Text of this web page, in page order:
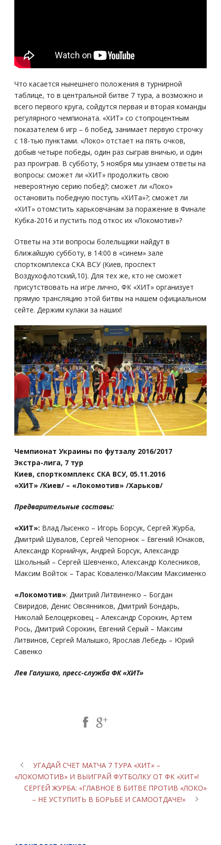
Что касается нынешнего положения в турнирной
таблице, то в центральной битве 7 тура, а возможно и
всего первого круга, сойдутся первая и вторая команды
регулярного чемпионата. «ХИТ» со стопроцентным
показателем 6 игр – 6 побед, занимает первую строчку
с 18-тью пунктами. «Локо» отстает на пять очков,
добыв четыре победы, один раз сыграв вничью, и один
раз проиграв. В субботу, 5 ноября мы узнаем ответы на
вопросы: сможет ли «ХИТ» продолжить свою
невероятную серию побед?; сможет ли «Локо»
остановить победную поступь «ХИТа»?; сможет ли
«ХИТ» отомстить харьковчанам за поражение в Финале
Кубка-2016 и пустить под откос их «Локомотив»?
Ответы на эти вопросы болельщики найдут в
ближайшую субботу, в 14:00 в «синем» зале
спорткомплекса СКА ВСУ (Киев, проспект
Воздухофлотский,10). Для тех же, кто не сможет
присутствовать на игре лично, ФК «ХИТ» организует
прямую трансляцию этой битвы на нашем официальном
сейте. Держим кулаки за наших!
Чемпионат Украины по футзалу 2016/2017
Экстра-лига, 7 тур
Киев, спорткомплекс СКА ВСУ, 05.11.2016
«ХИТ» /Киев/ – «Локомотив» /Харьков/
Предварительные составы:
«ХИТ»: Влад Лысенко – Игорь Борсук, Сергей Журба,
Дмитрий Шувалов, Сергей Чепорнюк – Евгений Юнаков,
Александр Корнийчук, Андрей Борсук, Александр
Школьный – Сергей Шевченко, Александр Колесников,
Максим Войток – Тарас Коваленко/Максим Максименко
«Локомотив»: Дмитрий Литвиненко – Богдан
Свиридов, Денис Овсянников, Дмитрий Бондарь,
Николай Белоцерковец – Александр Сорокин, Артем
Рось, Дмитрий Сорокин, Евгений Серый – Максим
Литвинов, Сергей Малышко, Ярослав Лебедь – Юрий
Савенко
Лев Галушко, пресс-служба ФК «ХИТ»
УГАДАЙ СЧЕТ МАТЧА 7 ТУРА «ХИТ» –
«ЛОКОМОТИВ» И ВЫИГРАЙ ФУТБОЛКУ ОТ ФК «ХИТ»!
СЕРГЕЙ ЖУРБА: «ГЛАВНОЕ В БИТВЕ ПРОТИВ «ЛОКО»
– НЕ УСТУПИТЬ В БОРЬБЕ И САМООТДАЧЕ!»